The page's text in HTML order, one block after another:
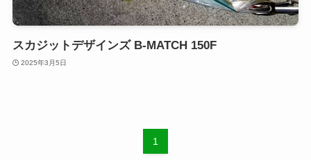
スカジットデザインズ B-MATCH 150F
2025年3月5日
1